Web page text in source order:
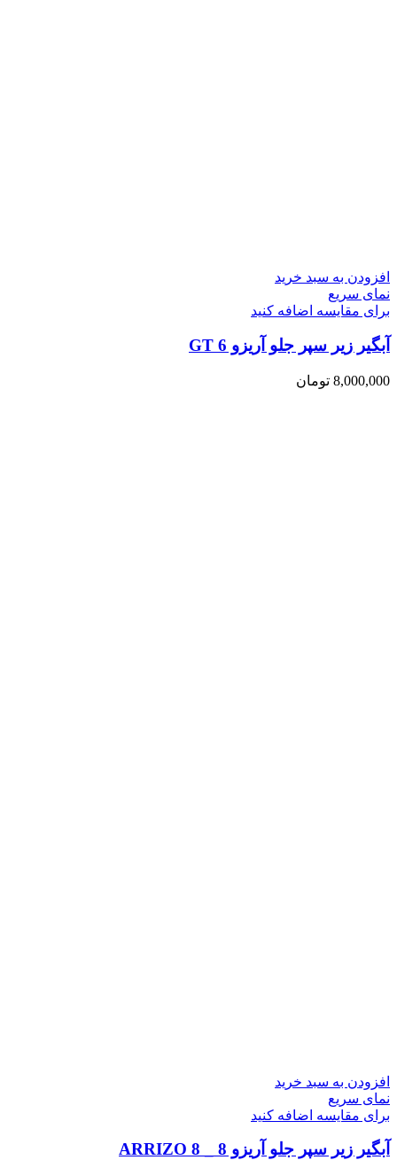
افزودن به سبد خرید
نمای سریع
برای مقایسه اضافه کنید
آبگیر زیر سپر جلو آریزو 6 GT
8,000,000 تومان
افزودن به سبد خرید
نمای سریع
برای مقایسه اضافه کنید
آبگیر زیر سپر جلو آریزو 8 _ ARRIZO 8